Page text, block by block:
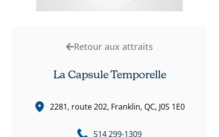
Retour aux attraits
La Capsule Temporelle
2281, route 202, Franklin, QC, J0S 1E0
514 299-1309